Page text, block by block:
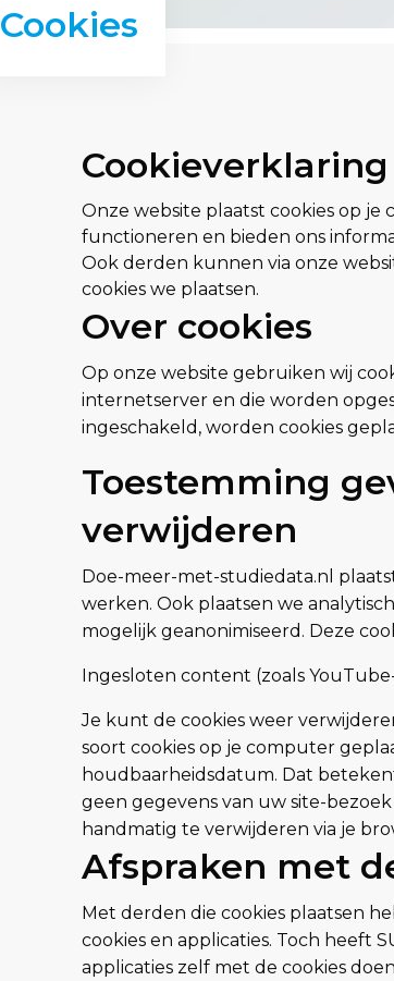
Cookies
Cookieverklaring
Onze website plaatst cookies op je
functioneren en bieden ons
Ook derden kunnen via onze
cookies we plaatsen.
Over cookies
Op onze website gebruiken wij
internetserver en die worden
ingeschakeld, worden cookies
Toestemming
verwijderen
Doe-meer-met-studiedata.nl
werken. Ook plaatsen we
mogelijk geanonimiseerd. Deze
Ingesloten content (zoals
Je kunt de cookies weer
soort cookies op je computer
houdbaarheidsdatum. Dat
geen gegevens van uw site-
handmatig te verwijderen via je
Afspraken met
Met derden die cookies plaatsen
cookies en applicaties. Toch heeft
applicaties zelf met de cookies